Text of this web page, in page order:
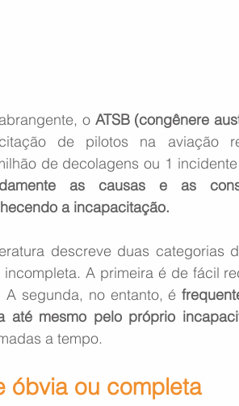
o ATSB (congênere
de pilotos na aviação
de decolagens ou 1
as causas e as
a incapacitação.
descreve duas categorias
A primeira é de fácil
segunda, no entanto, é
até mesmo pelo próprio
a tempo.
óbvia ou completa